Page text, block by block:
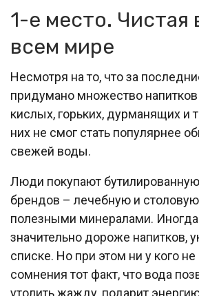
1-е место. Чистая
всем мире
Несмотря на то, что за
придумано множество
кислых, горьких, дурманящих и
них не смог стать популярнее
свежей воды.
Люди покупают
брендов – лечебную и
полезными минералами. Иногда
значительно дороже напитков,
списке. Но при этом ни у кого
сомнения тот факт, что вода
утолить жажду, подарит